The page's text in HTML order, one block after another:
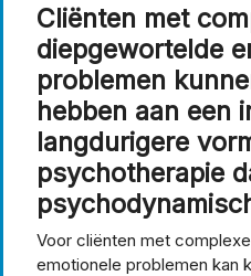
Cliënten met
diepgewortelde
problemen
hebben aan een
langdurigere
psychotherapie
Voor cliënten met
emotionele problemen kan